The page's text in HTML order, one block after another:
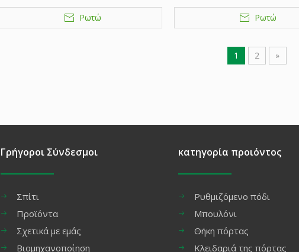
από ορειχάλκινο μπουλόνι πόρτας
Ρωτώ
από ορειχάλκινο
Ρωτώ
1 2 »
Γρήγοροι Σύνδεσμοι
Σπίτι
Προϊόντα
Σχετικά με εμάς
Βιομηχανοποίηση
κατηγορία προιόντος
Ρυθμιζόμενο πόδι
Μπουλόνι
Θήκη πόρτας
Κλειδαριά της πόρτας